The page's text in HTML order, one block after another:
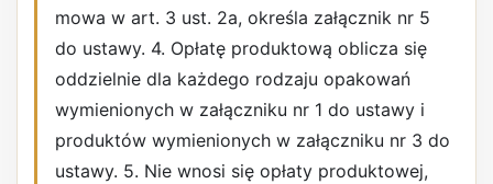
mowa w art. 3 ust. 2a, określa załącznik nr 5
do ustawy. 4. Opłatę produktową oblicza się
oddzielnie dla każdego rodzaju opakowań
wymienionych w załączniku nr 1 do ustawy i
produktów wymienionych w załączniku nr 3 do
ustawy. 5. Nie wnosi się opłaty produktowej,